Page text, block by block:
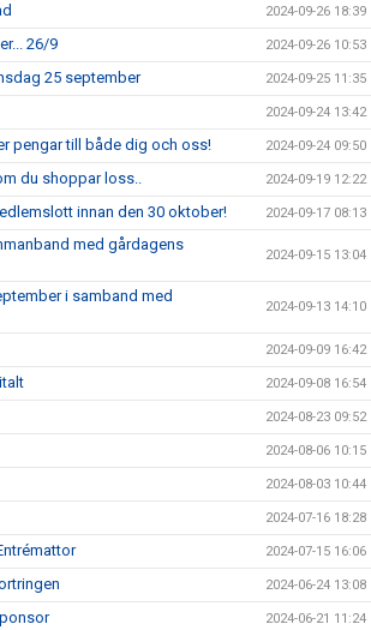
2024-09-26 18:39
26/9 2024-09-26 10:53
25 september 2024-09-25 11:35
2024-09-24 13:42
pengar till både dig och oss! 2024-09-24 09:50
du shoppar loss.. 2024-09-19 12:22
innan den 30 oktober! 2024-09-17 08:13
med gårdagens
2024-09-15 13:04
i samband med
2024-09-13 14:10
2024-09-09 16:42
2024-09-08 16:54
2024-08-23 09:52
2024-08-06 10:15
2024-08-03 10:44
2024-07-16 18:28
2024-07-15 16:06
2024-06-24 13:08
2024-06-21 11:24